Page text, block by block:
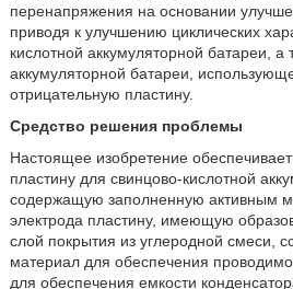
перенапряжения на основании
приводя к улучшению циклических
кислотной аккумуляторной батареи, а
аккумуляторной батареи,
отрицательную пластину.
Средство решения проблемы
Настоящее изобретение
пластину для свинцово-кислотной
содержащую заполненную активным
электрода пластину, имеющую
слой покрытия из углеродной смеси,
материал для обеспечения
для обеспечения емкости